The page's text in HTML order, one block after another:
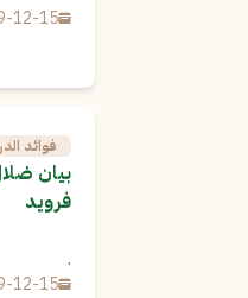
12-15
فوائد
بيان
فرويد
.
12-15